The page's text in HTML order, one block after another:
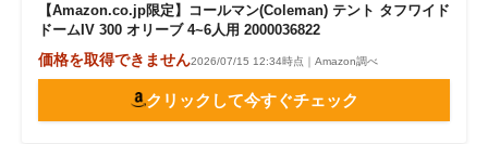
【Amazon.co.jp限定】コールマン(Coleman) テント タフワイド
ドームIV 300 オリーブ 4~6人用 2000036822
価格を取得できません2026/07/15 12:34時点｜Amazon調べ
クリックして今すぐチェック